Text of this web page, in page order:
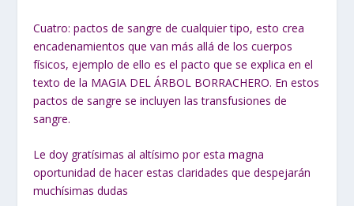
Cuatro: pactos de sangre de cualquier tipo, esto crea
encadenamientos que van más allá de los cuerpos
físicos, ejemplo de ello es el pacto que se explica en el
texto de la MAGIA DEL ÁRBOL BORRACHERO. En estos
pactos de sangre se incluyen las transfusiones de
sangre.
Le doy gratísimas al altísimo por esta magna
oportunidad de hacer estas claridades que despejarán
muchísimas dudas